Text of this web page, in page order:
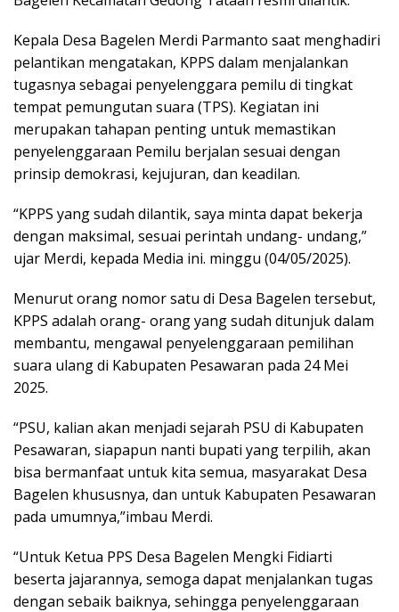
Kepala Desa Bagelen Merdi Parmanto saat menghadiri
pelantikan mengatakan, KPPS dalam menjalankan
tugasnya sebagai penyelenggara pemilu di tingkat
tempat pemungutan suara (TPS). Kegiatan ini
merupakan tahapan penting untuk memastikan
penyelenggaraan Pemilu berjalan sesuai dengan
prinsip demokrasi, kejujuran, dan keadilan.
“KPPS yang sudah dilantik, saya minta dapat bekerja
dengan maksimal, sesuai perintah undang- undang,”
ujar Merdi, kepada Media ini. minggu (04/05/2025).
Menurut orang nomor satu di Desa Bagelen tersebut,
KPPS adalah orang- orang yang sudah ditunjuk dalam
membantu, mengawal penyelenggaraan pemilihan
suara ulang di Kabupaten Pesawaran pada 24 Mei
2025.
“PSU, kalian akan menjadi sejarah PSU di Kabupaten
Pesawaran, siapapun nanti bupati yang terpilih, akan
bisa bermanfaat untuk kita semua, masyarakat Desa
Bagelen khususnya, dan untuk Kabupaten Pesawaran
pada umumnya,”imbau Merdi.
“Untuk Ketua PPS Desa Bagelen Mengki Fidiarti
beserta jajarannya, semoga dapat menjalankan tugas
dengan sebaik baiknya, sehingga penyelenggaraan